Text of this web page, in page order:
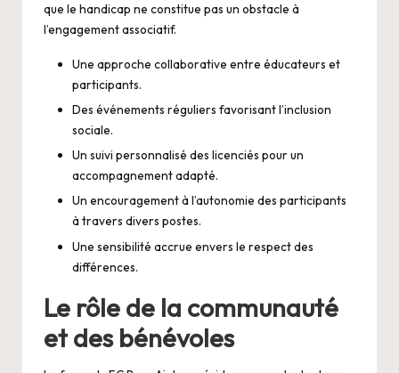
que le handicap ne constitue pas un obstacle à
l’engagement associatif.
Une approche collaborative entre éducateurs et
participants.
Des événements réguliers favorisant l’inclusion
sociale.
Un suivi personnalisé des licenciés pour un
accompagnement adapté.
Un encouragement à l’autonomie des participants
à travers divers postes.
Une sensibilité accrue envers le respect des
différences.
Le rôle de la communauté
et des bénévoles